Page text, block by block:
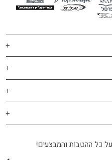
כל ההטבות והמבצעים!